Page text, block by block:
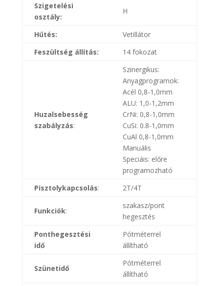
Szigetelési
osztály:
H
Hűtés:
Vetillátor
Feszültség állítás:
14 fokozat
Huzalsebesség
szabályzás:
Szinergikus:
Anyagprogramok:
Acél 0,8-1,0mm
ALU: 1,0-1,2mm
CrNi: 0,8-1,0mm
CuSi: 0.8-1,0mm
CuAl 0,8-1,0mm
Manuális
Speciáis: előre
programozható
Pisztolykapcsolás: 2T/4T
Funkciók:
szakasz/pont
hegesztés
Ponthegesztési
idő
Pótméterrel
állítható
Szünetidő
Pótméterrel
állítható